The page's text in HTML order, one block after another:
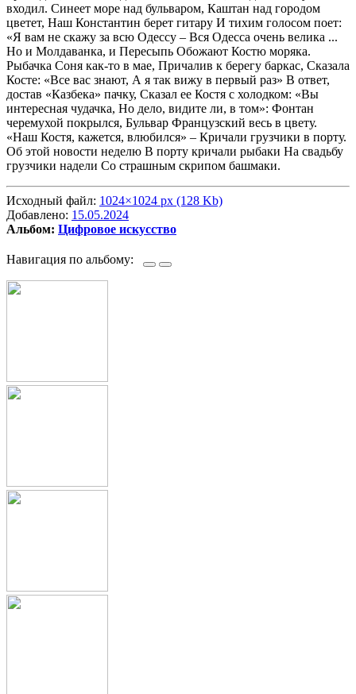
входил. Синеет море над бульваром, Каштан над городом
цветет, Наш Константин берет гитару И тихим голосом поет:
«Я вам не скажу за всю Одессу – Вся Одесса очень велика ...
Но и Молдаванка, и Пересыпь Обожают Костю моряка.
Рыбачка Соня как-то в мае, Причалив к берегу баркас, Сказала
Косте: «Все вас знают, А я так вижу в первый раз» В ответ,
достав «Казбека» пачку, Сказал ее Костя с холодком: «Вы
интересная чудачка, Но дело, видите ли, в том»: Фонтан
черемухой покрылся, Бульвар Французский весь в цвету.
«Наш Костя, кажется, влюбился» – Кричали грузчики в порту.
Об этой новости неделю В порту кричали рыбаки На свадьбу
грузчики надели Со страшным скрипом башмаки.
Исходный файл: 1024×1024 px (128 Kb)
Добавлено: 15.05.2024
Альбом: Цифровое искусство
Навигация по альбому: